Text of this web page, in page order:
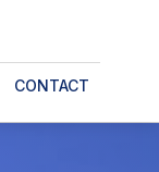
CONTACT